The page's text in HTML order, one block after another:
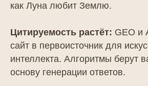
как Луна любит Землю.
Цитируемость растёт: GEO и
сайт в первоисточник для
интеллекта. Алгоритмы берут
основу генерации ответов.